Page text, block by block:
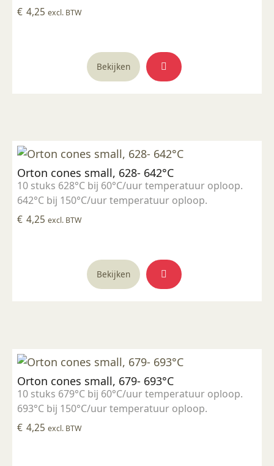
€ 4,25 excl. BTW
Bekijken
Orton cones small, 628- 642°C
10 stuks 628°C bij 60°C/uur temperatuur oploop.
642°C bij 150°C/uur temperatuur oploop.
€ 4,25 excl. BTW
Bekijken
Orton cones small, 679- 693°C
10 stuks 679°C bij 60°C/uur temperatuur oploop.
693°C bij 150°C/uur temperatuur oploop.
€ 4,25 excl. BTW